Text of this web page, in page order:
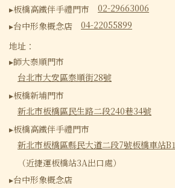
▸板橋高鐵伴手禮門市 02-29663006
▸台中形象概念店 04-22055899
地址：
▸師大泰順門市
台北市大安區泰順街28號
▸板橋新埔門市
新北市板橋區民生路二段240巷34號
▸板橋高鐵伴手禮門市
新北市板橋區縣民大道二段7號板橋車站B1
（近捷運板橋站3A出口處）
▸台中形象概念店